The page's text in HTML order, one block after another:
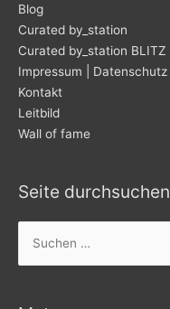
Blog
Curated by_station
Curated by_station BLITZ
Impressum | Datenschutz
Kontakt
Leitbild
Wall of fame
Seite durchsuchen
nach: